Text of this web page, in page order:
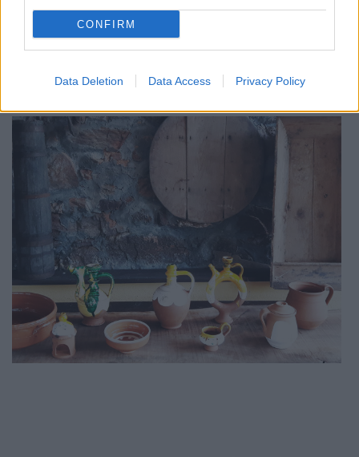
CONFIRM
Data Deletion Data Access Privacy Policy
НАЙ-ЧЕТЕНО ОТАРТ ШКОЛИ